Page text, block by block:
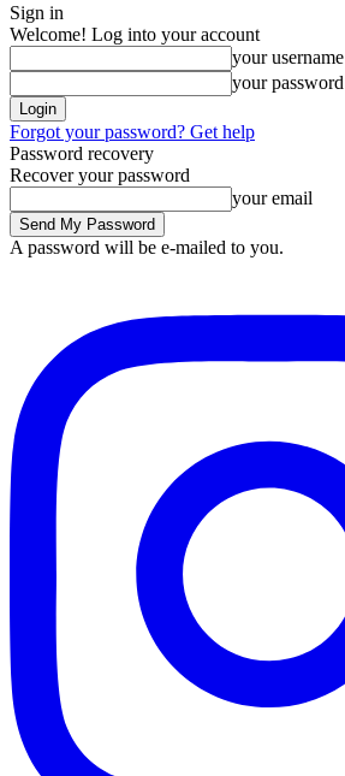
Sign in
Welcome! Log into your account
your username
your password
Forgot your password? Get help
Password recovery
Recover your password
your email
A password will be e-mailed to you.